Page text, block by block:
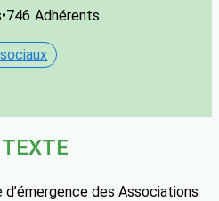
•746 Adhérents
des Associations